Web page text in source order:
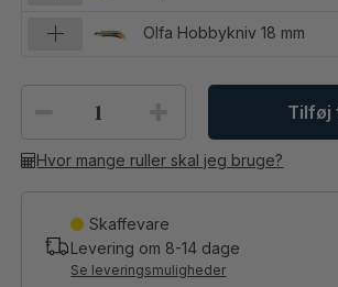
Olfa Hobbykniv 18 mm
Tilføj
Hvor mange ruller skal jeg bruge?
Skaffevare
Levering om 8-14 dage
Se leveringsmuligheder